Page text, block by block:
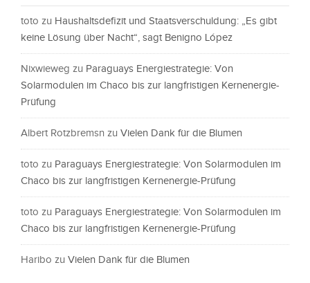
toto zu Haushaltsdefizit und Staatsverschuldung: „Es gibt
keine Lösung über Nacht“, sagt Benigno López
Nixwieweg zu Paraguays Energiestrategie: Von
Solarmodulen im Chaco bis zur langfristigen Kernenergie-
Prüfung
Albert Rotzbremsn zu Vielen Dank für die Blumen
toto zu Paraguays Energiestrategie: Von Solarmodulen im
Chaco bis zur langfristigen Kernenergie-Prüfung
toto zu Paraguays Energiestrategie: Von Solarmodulen im
Chaco bis zur langfristigen Kernenergie-Prüfung
Haribo zu Vielen Dank für die Blumen